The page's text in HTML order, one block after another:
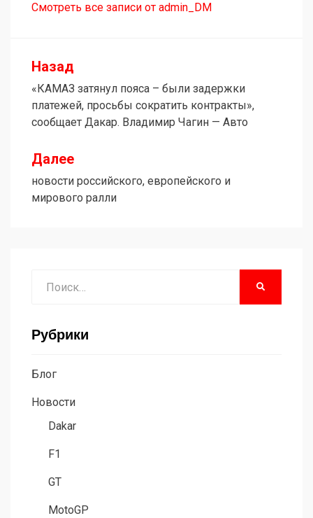
Смотреть все записи от admin_DM
Навигация
по
записям
Назад
«КАМАЗ затянул пояса – были задержки
платежей, просьбы сократить контракты»,
сообщает Дакар. Владимир Чагин — Авто
Далее
новости российского, европейского и
мирового ралли
Рубрики
Блог
Новости
Dakar
F1
GT
MotoGP